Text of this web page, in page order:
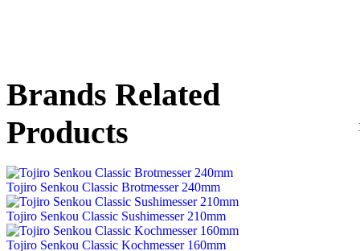
Brands Related
Products
Tojiro Senkou Classic Brotmesser 240mm
Tojiro Senkou Classic Sushimesser 210mm
Tojiro Senkou Classic Kochmesser 160mm